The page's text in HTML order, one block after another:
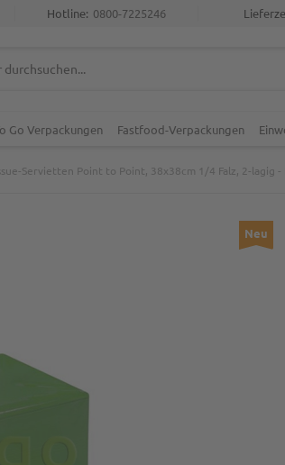
Hotline: 0800-7225246
Go Verpackungen Fastfood-Verpackungen
Servietten Point to Point, 38x38cm 1/4 Falz, 2-lagig
Neu